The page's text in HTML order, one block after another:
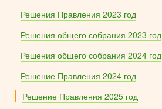
Решения Правления 2023 год
Решения общего собрания 2023 год
Решения общего собрания 2024 год
Решение Правления 2024 год
Решение Правления 2025 год